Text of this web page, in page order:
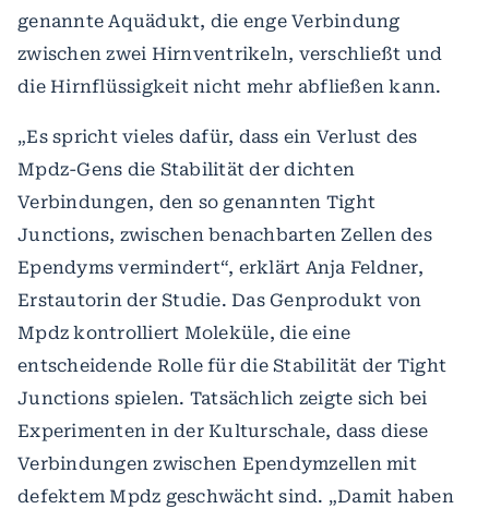
genannte Aquädukt, die enge Verbindung
zwischen zwei Hirnventrikeln, verschließt und
die Hirnflüssigkeit nicht mehr abfließen kann.
„Es spricht vieles dafür, dass ein Verlust des
Mpdz-Gens die Stabilität der dichten
Verbindungen, den so genannten Tight
Junctions, zwischen benachbarten Zellen des
Ependyms vermindert“, erklärt Anja Feldner,
Erstautorin der Studie. Das Genprodukt von
Mpdz kontrolliert Moleküle, die eine
entscheidende Rolle für die Stabilität der Tight
Junctions spielen. Tatsächlich zeigte sich bei
Experimenten in der Kulturschale, dass diese
Verbindungen zwischen Ependymzellen mit
defektem Mpdz geschwächt sind. „Damit haben